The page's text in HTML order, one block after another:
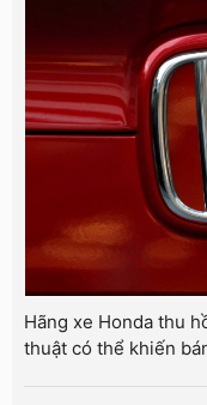
Hãng xe Honda thu
thuật có thể khiến